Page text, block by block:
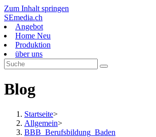
Zum Inhalt springen
SEmedia.ch
Angebot
Home Neu
Produktion
über uns
Blog
Startseite>
Allgemein>
BBB_Berufsbildung_Baden